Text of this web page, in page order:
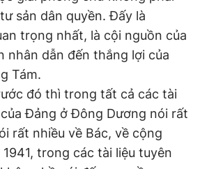
sản dân quyền. Đấy là
trọng nhất, là cội nguồn của
nhân dẫn đến thắng lợi của
Tám.
đó thì trong tất cả các tài
Đảng ở Đông Dương nói rất
rất nhiều về Bác, về cộng
trong các tài liệu tuyên